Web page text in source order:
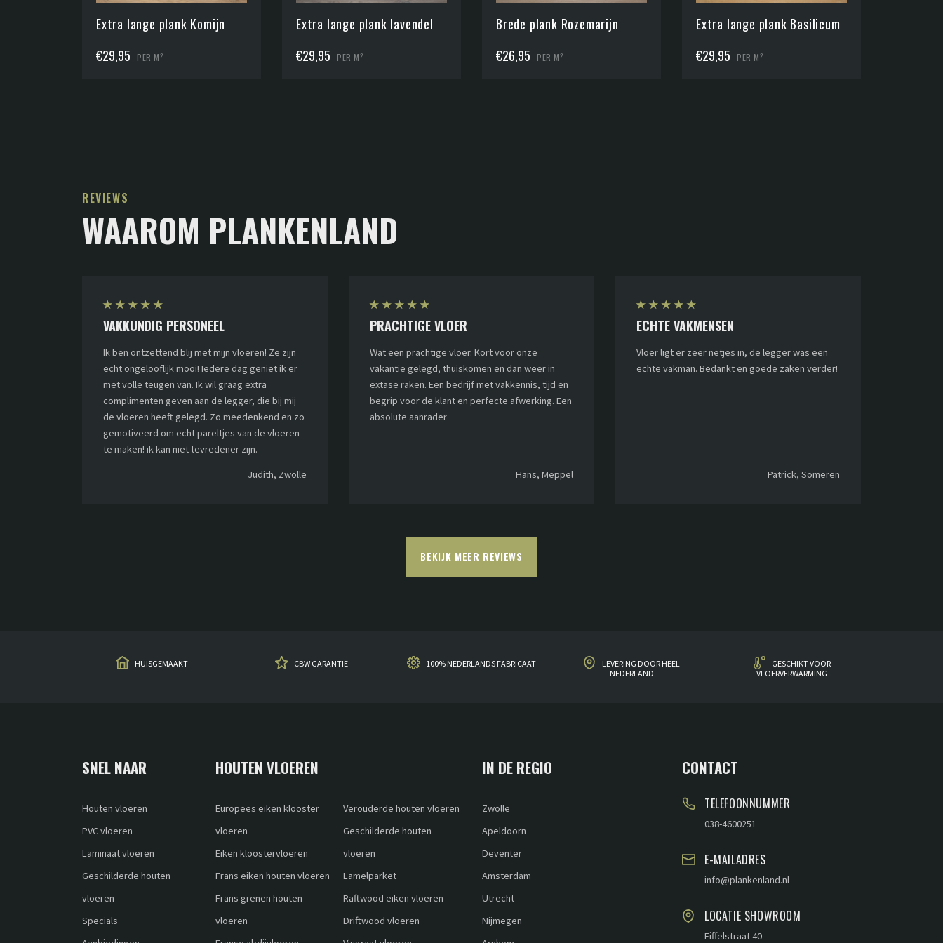
Extra lange plank Komijn
€29,95 PER M2
Extra lange plank lavendel
€29,95 PER M2
Brede plank Rozemarijn
€26,95 PER M2
Extra lange plank Basilicum
€29,95 PER M2
REVIEWS
WAAROM PLANKENLAND
★ ★ ★ ★ ★
VAKKUNDIG PERSONEEL
Ik ben ontzettend blij met mijn vloeren! Ze zijn
echt ongelooflijk mooi! Iedere dag geniet ik er
met volle teugen van. Ik wil graag extra
complimenten geven aan de legger, die bij mij
de vloeren heeft gelegd. Zo meedenkend en zo
gemotiveerd om echt pareltjes van de vloeren
te maken! ik kan niet tevredener zijn.
Judith, Zwolle
★ ★ ★ ★ ★
PRACHTIGE VLOER
Wat een prachtige vloer. Kort voor onze
vakantie gelegd, thuiskomen en dan weer in
extase raken. Een bedrijf met vakkennis, tijd en
begrip voor de klant en perfecte afwerking. Een
absolute aanrader
Hans, Meppel
★ ★ ★ ★ ★
ECHTE VAKMENSEN
Vloer ligt er zeer netjes in, de legger was een
echte vakman. Bedankt en goede zaken verder!
Patrick, Someren
BEKIJK MEER REVIEWS
HUISGEMAAKT CBW GARANTIE 100% NEDERLANDS FABRICAAT
LEVERING DOOR HEEL
NEDERLAND
GESCHIKT VOOR
VLOERVERWARMING
SNEL NAAR
Houten vloeren
PVC vloeren
Laminaat vloeren
Geschilderde houten
vloeren
Specials
HOUTEN VLOEREN
Europees eiken klooster
vloeren
Eiken kloostervloeren
Frans eiken houten vloeren
Frans grenen houten
vloeren
Verouderde houten vloeren
Geschilderde houten
vloeren
Lamelparket
Raftwood eiken vloeren
Driftwood vloeren
IN DE REGIO
Zwolle
Apeldoorn
Deventer
Amsterdam
Utrecht
Nijmegen
CONTACT
TELEFOONNUMMER
038-4600251
E-MAILADRES
info@plankenland.nl
LOCATIE SHOWROOM
Eiffelstraat 40